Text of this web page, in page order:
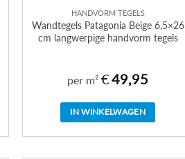
HANDVORM TEGELS
Wandtegels Patagonia Beige 6,5×26
cm langwerpige handvorm tegels
per m²€49,95
IN WINKELWAGEN